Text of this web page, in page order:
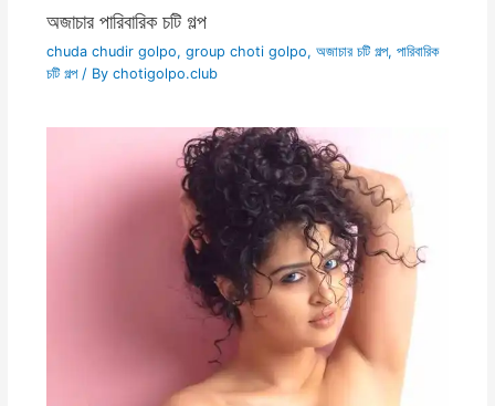
অজাচার পারিবারিক চটি গল্প
chuda chudir golpo, group choti golpo, অজাচার চটি গল্প, পারিবারিক
চটি গল্প/ By chotigolpo.club